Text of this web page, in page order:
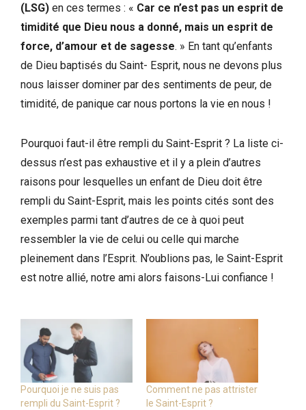
(LSG) en ces termes : « Car ce n’est pas un esprit de
timidité que Dieu nous a donné, mais un esprit de
force, d’amour et de sagesse. » En tant qu’enfants
de Dieu baptisés du Saint- Esprit, nous ne devons plus
nous laisser dominer par des sentiments de peur, de
timidité, de panique car nous portons la vie en nous !
Pourquoi faut-il être rempli du Saint-Esprit ? La liste ci-
dessus n’est pas exhaustive et il y a plein d’autres
raisons pour lesquelles un enfant de Dieu doit être
rempli du Saint-Esprit, mais les points cités sont des
exemples parmi tant d’autres de ce à quoi peut
ressembler la vie de celui ou celle qui marche
pleinement dans l’Esprit. N’oublions pas, le Saint-Esprit
est notre allié, notre ami alors faisons-Lui confiance !
Pourquoi je ne suis pas
rempli du Saint-Esprit ?
Comment ne pas attrister
le Saint-Esprit ?